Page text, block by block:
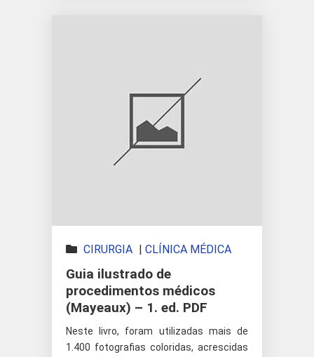
CIRURGIA | CLÍNICA MÉDICA
Guia ilustrado de
procedimentos médicos
(Mayeaux) – 1. ed. PDF
Neste livro, foram utilizadas mais de
1.400 fotografias coloridas, acrescidas